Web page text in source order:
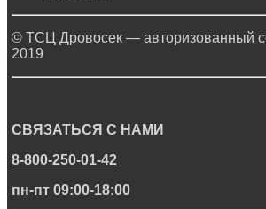
© ТСЦ Дровосек — авторизованный
2019
СВЯЗАТЬСЯ С НАМИ
8-800-250-01-42
пн-пт 09:00-18:00